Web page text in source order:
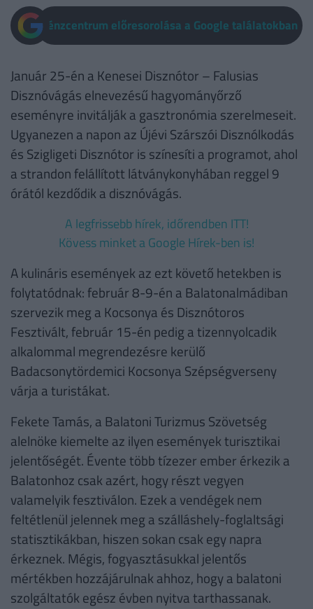
Pénzcentrum előresorolása a Google találatokban
Január 25-én a Kenesei Disznótor – Falusias
Disznóvágás elnevezésű hagyományőrző
eseményre invitálják a gasztronómia szerelmeseit.
Ugyanezen a napon az Újévi Szárszói Disznólkodás
és Szigligeti Disznótor is színesíti a programot, ahol
a strandon felállított látványkonyhában reggel 9
órától kezdődik a disznóvágás.
A legfrissebb hírek, időrendben ITT!
Kövess minket a Google Hírek-ben is!
A kulináris események az ezt követő hetekben is
folytatódnak: február 8-9-én a Balatonalmádiban
szervezik meg a Kocsonya és Disznótoros
Fesztivált, február 15-én pedig a tizennyolcadik
alkalommal megrendezésre kerülő
Badacsonytördemici Kocsonya Szépségverseny
várja a turistákat.
Fekete Tamás, a Balatoni Turizmus Szövetség
alelnöke kiemelte az ilyen események turisztikai
jelentőségét. Évente több tízezer ember érkezik a
Balatonhoz csak azért, hogy részt vegyen
valamelyik fesztiválon. Ezek a vendégek nem
feltétlenül jelennek meg a szálláshely-foglaltsági
statisztikákban, hiszen sokan csak egy napra
érkeznek. Mégis, fogyasztásukkal jelentős
mértékben hozzájárulnak ahhoz, hogy a balatoni
szolgáltatók egész évben nyitva tarthassanak.